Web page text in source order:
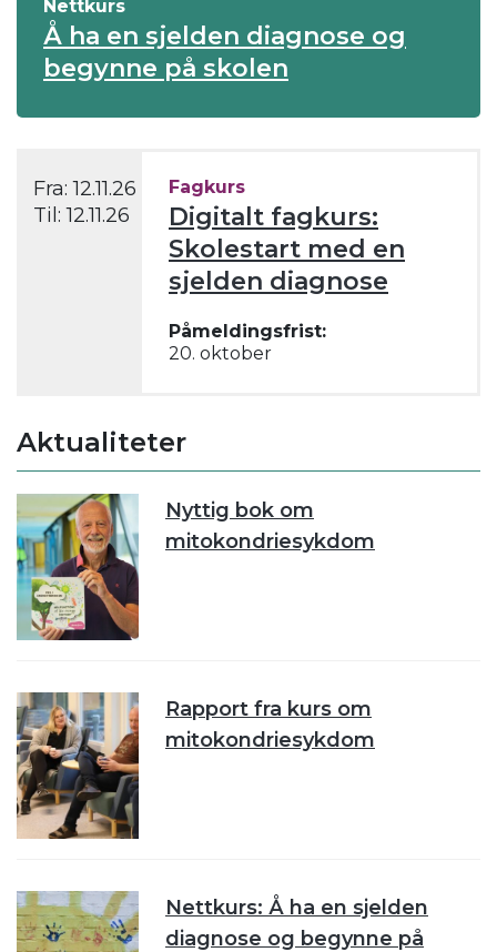
Nettkurs
Å ha en sjelden diagnose og
begynne på skolen
Fra:12.11.26
Til:12.11.26
Fagkurs
Digitalt fagkurs:
Skolestart med en
sjelden diagnose
Påmeldingsfrist:
20. oktober
Aktualiteter
Nyttig bok om
mitokondriesykdom
Rapport fra kurs om
mitokondriesykdom
Nettkurs: Å ha en sjelden
diagnose og begynne på